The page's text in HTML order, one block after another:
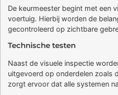
De keurmeester begint met een
voertuig. Hierbij worden de
gecontroleerd op zichtbare
Technische testen
Naast de visuele inspectie
uitgevoerd op onderdelen zoals
zorgt ervoor dat alle systemen